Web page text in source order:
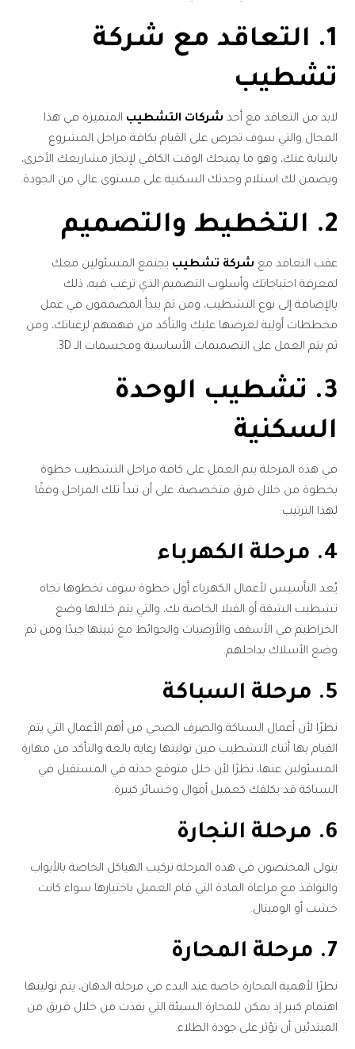
1. التعاقد مع شركة
تشطيب
لابد من التعاقد مع أحد شركات التشطيب المتميزة في هذا
المجال والتي سوف تحرص على القيام بكافة مراحل المشروع
بالنيابة عنك، وهو ما يمنحك الوقت الكافي لإنجاز مشاريعك الأخرى،
ويضمن لك استلام وحدتك السكنية على مستوى عالي من الجودة.
2. التخطيط والتصميم
عقب التعاقد مع شركة تشطيب يجتمع المسئولين معك
لمعرفة احتياجاتك وأسلوب التصميم الذي ترغب فيه، ذلك
بالإضافة إلى نوع التشطيب، ومن ثم يبدأ المصممون في عمل
مخططات أولية لعرضها عليك والتأكد من فهمهم لرغباتك، ومن
ثم يتم العمل على التصميمات الأساسية ومجسمات الـ 3D.
3. تشطيب الوحدة
السكنية
في هذه المرحلة يتم العمل على كافة مراحل التشطيب خطوة
بخطوة من خلال فرق متخصصة، على أن تبدأ تلك المراحل وفقًا
لهذا الترتيب:
4. مرحلة الكهرباء
يُعد التأسيس لأعمال الكهرباء أول خطوة سوف تخطوها تجاه
تشطيب الشقة أو الفيلا الخاصة بك، والتي يتم خلالها وضع
الخراطيم في الأسقف والأرضيات والحوائط مع ثبيتها جيدًا ومن ثم
وضع الأسلاك بداخلهم.
5. مرحلة السباكة
نظرًا لأن أعمال السباكة والصرف الصحي من أهم الأعمال التي يتم
القيام بها أثناء التشطيب فين توليتها رعاية بالغة والتأكد من مهارة
المسئولين عنها، نظرًا لأن خلل متوقع حدثه في المستقبل في
السباكة قد يكلفك كعميل أموال وخسائر كبيرة.
6. مرحلة النجارة
يتولى المختصون في هذه المرحلة تركيب الهياكل الخاصة بالأبواب
والنوافذ مع مراعاة المادة التي قام العميل باختيارها سواء كانت
خشب أو الوميتال.
7. مرحلة المحارة
نظرًا لأهمية المحارة خاصة عند البدء في مرحلة الدهان، يتم توليتها
اهتمام كبير إذ يمكن للمحارة السيئة التي نفذت من خلال فريق من
المبتدئين أن تؤثر على جودة الطلاء.